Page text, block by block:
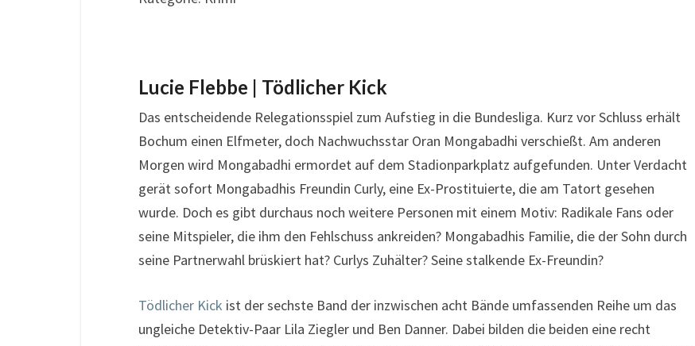
Lucie Flebbe | Tödlicher Kick
Das entscheidende Relegationsspiel zum Aufstieg in die Bundesliga. Kurz vor Schluss erhält
Bochum einen Elfmeter, doch Nachwuchsstar Oran Mongabadhi verschießt. Am anderen
Morgen wird Mongabadhi ermordet auf dem Stadionparkplatz aufgefunden. Unter Verdacht
gerät sofort Mongabadhis Freundin Curly, eine Ex-Prostituierte, die am Tatort gesehen
wurde. Doch es gibt durchaus noch weitere Personen mit einem Motiv: Radikale Fans oder
seine Mitspieler, die ihm den Fehlschuss ankreiden? Mongabadhis Familie, die der Sohn durch
seine Partnerwahl brüskiert hat? Curlys Zuhälter? Seine stalkende Ex-Freundin?
Tödlicher Kick ist der sechste Band der inzwischen acht Bände umfassenden Reihe um das
ungleiche Detektiv-Paar Lila Ziegler und Ben Danner. Dabei bilden die beiden eine recht